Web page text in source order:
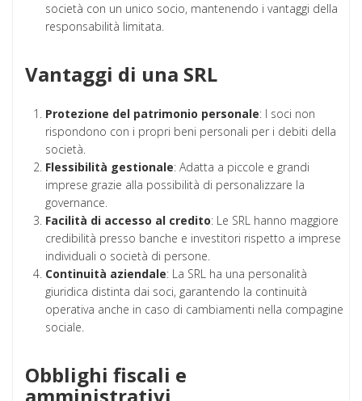
società con un unico socio, mantenendo i vantaggi della
responsabilità limitata.
Vantaggi di una SRL
Protezione del patrimonio personale: I soci non
rispondono con i propri beni personali per i debiti della
società.
Flessibilità gestionale: Adatta a piccole e grandi
imprese grazie alla possibilità di personalizzare la
governance.
Facilità di accesso al credito: Le SRL hanno maggiore
credibilità presso banche e investitori rispetto a imprese
individuali o società di persone.
Continuità aziendale: La SRL ha una personalità
giuridica distinta dai soci, garantendo la continuità
operativa anche in caso di cambiamenti nella compagine
sociale.
Obblighi fiscali e